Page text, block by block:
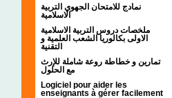
نمادج للامتحان الجهوي التربية
الاسلامية
ملخصات دروس التربية الاسلامية
الاولى بكالوريا الشعب العلمية و
التقنية
تمارين و خطاطة روعة شاملة للإرث
مع الحلول
Logiciel pour aider les
enseignants à gérer facilement